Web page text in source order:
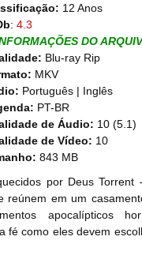
12 Anos
: 4.3
DO
Blu-ray Rip
MKV
Português | Inglês
PT-BR
de Áudio: 10 (5.1)
de Vídeo: 10
843 MB
por Deus Torrent
reúnem em um
apocalípticos
fé como eles devem